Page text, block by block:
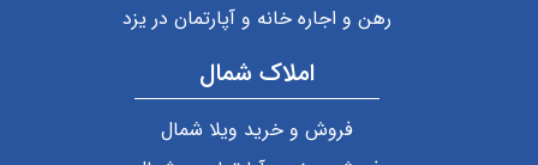
رهن و اجاره خانه و آپارتمان در یزد
املاک شمال
فروش و خرید ویلا شمال